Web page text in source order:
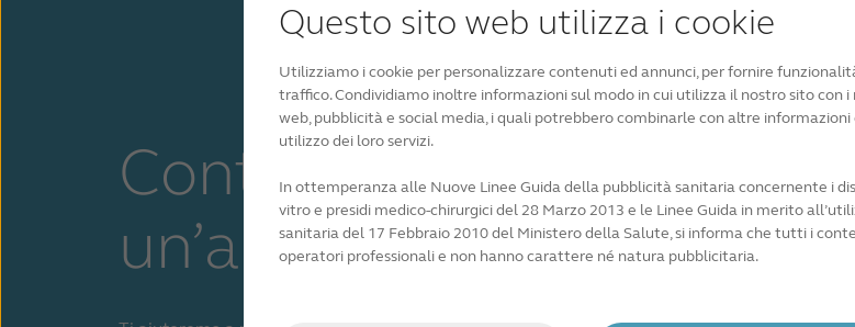
Questo sito web utilizza i cookie
Utilizziamo i cookie per personalizzare contenuti ed annunci, per fornire
traffico. Condividiamo inoltre informazioni sul modo in cui utilizza il nostro sito con
web, pubblicità e social media, i quali potrebbero combinarle con altre
utilizzo dei loro servizi.
In ottemperanza alle Nuove Linee Guida della pubblicità sanitaria concernente i
vitro e presidi medico-chirurgici del 28 Marzo 2013 e le Linee Guida in merito
sanitaria del 17 Febbraio 2010 del Ministero della Salute, si informa che tutti i
operatori professionali e non hanno carattere né natura pubblicitaria.
Contatta
un’audioprotesista